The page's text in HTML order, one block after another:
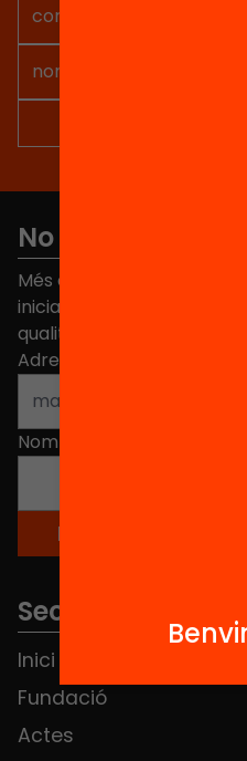
No et perdis res
Més de 40.000 persones
iniciatives, propostes i
qualitat de l'educació a
Adreça electrònica
Nom
Seccions
Inici
Fundació
Actes